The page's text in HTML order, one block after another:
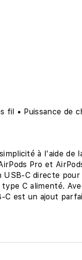
fil • Puissance de
à l'aide de
Pro et
USB-C directe
C alimenté.
C est un ajout